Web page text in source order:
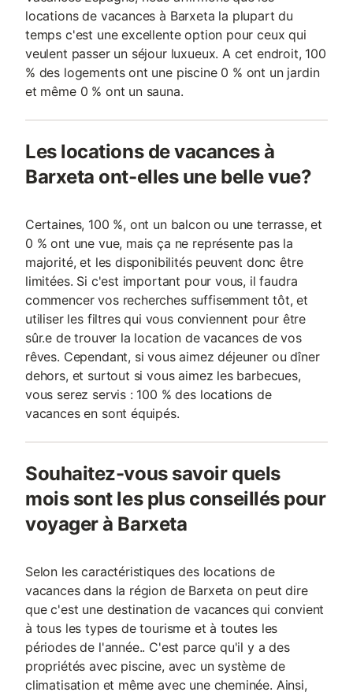
locations de vacances à Barxeta la plupart du
temps c'est une excellente option pour ceux qui
veulent passer un séjour luxueux. A cet endroit, 100
% des logements ont une piscine 0 % ont un jardin
et même 0 % ont un sauna.
Les locations de vacances à
Barxeta ont-elles une belle vue?
Certaines, 100 %, ont un balcon ou une terrasse, et
0 % ont une vue, mais ça ne représente pas la
majorité, et les disponibilités peuvent donc être
limitées. Si c'est important pour vous, il faudra
commencer vos recherches suffisemment tôt, et
utiliser les filtres qui vous conviennent pour être
sûr.e de trouver la location de vacances de vos
rêves. Cependant, si vous aimez déjeuner ou dîner
dehors, et surtout si vous aimez les barbecues,
vous serez servis : 100 % des locations de
vacances en sont équipés.
Souhaitez-vous savoir quels
mois sont les plus conseillés pour
voyager à Barxeta
Selon les caractéristiques des locations de
vacances dans la région de Barxeta on peut dire
que c'est une destination de vacances qui convient
à tous les types de tourisme et à toutes les
périodes de l'année.. C'est parce qu'il y a des
propriétés avec piscine, avec un système de
climatisation et même avec une cheminée. Ainsi,